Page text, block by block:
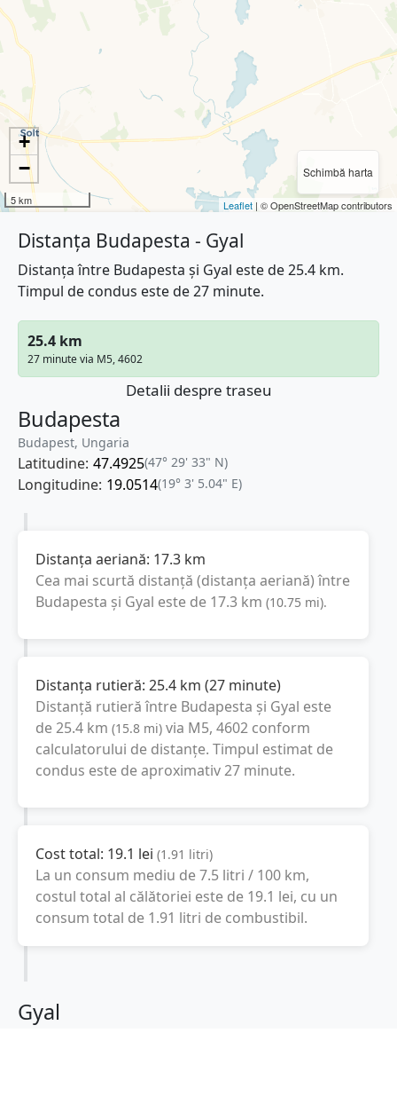
Schimbă harta
+
−
5 km Leaflet | © OpenStreetMap contributors
Distanța Budapesta - Gyal
Distanța între Budapesta și Gyal este de 25.4 km.
Timpul de condus este de 27 minute.
25.4 km
27 minute via M5, 4602
Detalii despre traseu
Budapesta
Budapest, Ungaria
Latitudine: 47.4925(47° 29' 33" N)
Longitudine: 19.0514(19° 3' 5.04" E)
Distanța aeriană: 17.3 km
Cea mai scurtă distanță (distanța aeriană) între
Budapesta și Gyal este de 17.3 km (10.75 mi).
Distanța rutieră: 25.4 km (27 minute)
Distanță rutieră între Budapesta și Gyal este
de25.4 km (15.8 mi) via M5, 4602 conform
calculatorului de distanțe. Timpul estimat de
condus este de aproximativ27 minute.
Cost total: 19.1 lei (1.91 litri)
La un consum mediu de7.5 litri / 100 km,
costul total al călătoriei este de 19.1 lei, cu un
consum total de 1.91 litri de combustibil.
Gyal